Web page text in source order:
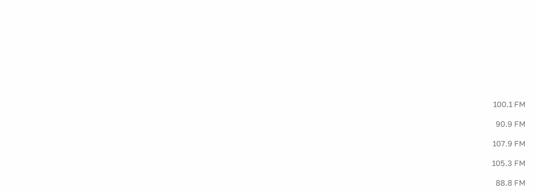
100.1 FM
90.9 FM
107.9 FM
105.3 FM
88.8 FM